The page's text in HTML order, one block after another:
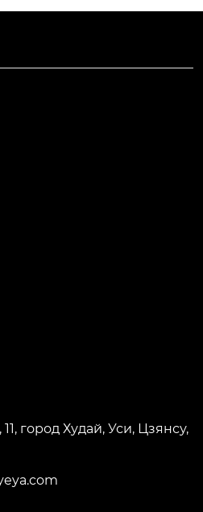
город Худай, Уси, Цзянсу,